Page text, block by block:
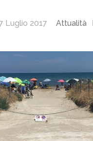
Luglio 2017 Attualità